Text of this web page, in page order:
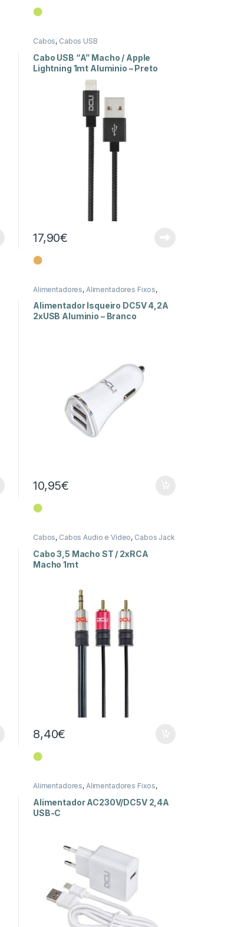
⬤
Cabos, Cabos USB
Cabo USB “A” Macho / Apple
Lightning 1mt Aluminio – Preto
17,90€
⬤
Alimentadores, Alimentadores Fixos,
Alimentador Isqueiro DC5V 4,2A
2xUSB Aluminio – Branco
10,95€
⬤
Cabos, Cabos Áudio e Vídeo, Cabos Jack
Cabo 3,5 Macho ST / 2xRCA
Macho 1mt
8,40€
⬤
Alimentadores, Alimentadores Fixos,
Alimentador AC230V/DC5V 2,4A
USB-C